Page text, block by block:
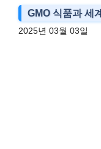
GMO 식품과 세
2025년 03월 03일